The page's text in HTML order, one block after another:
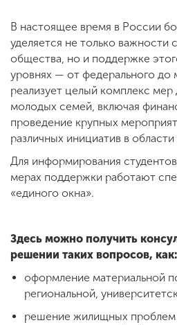
Абитуриенту
Обучение
Наука
Международная
Другие виды
деятельности
Студенческая жизнь
В настоящее время в России
уделяется не только важности
общества, но и поддержке
уровнях — от федерального до
реализует целый комплекс
молодых семей, включая
проведение крупных
различных инициатив в
Для информирования
мерах поддержки работают
«единого окна».
Здесь можно получить
решении таких вопросов, как:
оформление материальной
региональной,
решение жилищных проблем